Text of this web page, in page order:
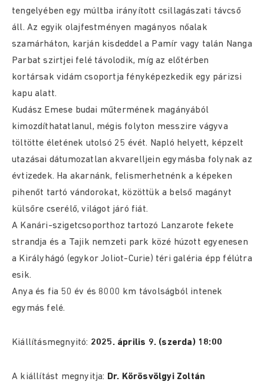
tengelyében egy múltba irányított csillagászati távcső
áll. Az egyik olajfestményen magányos nőalak
szamárháton, karján kisdeddel a Pamír vagy talán Nanga
Parbat szirtjei felé távolodik, míg az előtérben
kortársak vidám csoportja fényképezkedik egy párizsi
kapu alatt.
Kudász Emese budai műtermének magányából
kimozdíthatatlanul, mégis folyton messzire vágyva
töltötte életének utolsó 25 évét. Napló helyett, képzelt
utazásai dátumozatlan akvarelljein egymásba folynak az
évtizedek. Ha akarnánk, felismerhetnénk a képeken
pihenőt tartó vándorokat, közöttük a belső magányt
külsőre cserélő, világot járó fiát.
A Kanári-szigetcsoporthoz tartozó Lanzarote fekete
strandja és a Tajik nemzeti park közé húzott egyenesen
a Királyhágó (egykor Joliot-Curie) téri galéria épp félútra
esik.
Anya és fia 50 év és 8000 km távolságból intenek
egymás felé.
Kiállításmegnyitó: 2025. április 9. (szerda) 18:00
A kiállítást megnyitja: Dr. Körösvölgyi Zoltán